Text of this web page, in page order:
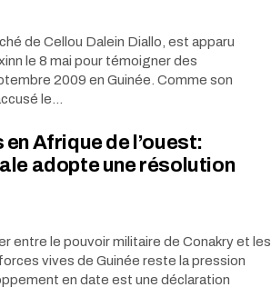
de Cellou Dalein Diallo, est apparu
le 8 mai pour témoigner des
2009 en Guinée. Comme son
le…
Afrique de l’ouest:
adopte une résolution
entre le pouvoir militaire de Conakry et les
vives de Guinée reste la pression
en date est une déclaration